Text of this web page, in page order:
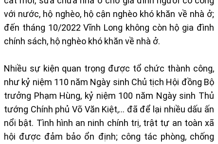
với nước, hộ nghèo, hộ cận nghèo khó khăn về nhà ở;
đến tháng 10/2022 Vĩnh Long không còn hộ gia đình
chính sách, hộ nghèo khó khăn về nhà ở.
Nhiều sự kiện quan trọng được tổ chức thành công,
như kỷ niệm 110 năm Ngày sinh Chủ tịch Hội đồng Bộ
trưởng Phạm Hùng, kỷ niệm 100 năm Ngày sinh Thủ
tướng Chính phủ Võ Văn Kiệt,… đã để lại nhiều dấu ấn
nổi bật. Tình hình an ninh chính trị, trật tự an toàn xã
hội được đảm bảo ổn định; công tác phòng, chống